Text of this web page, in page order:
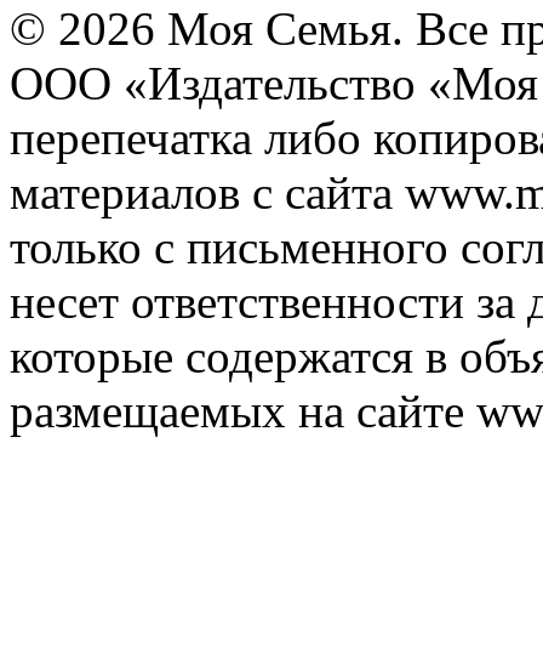
© 2026 Моя Семья. Все
ООО «Издательство
перепечатка либо
материалов с сайта
только с письменного
несет ответственности
которые содержатся в
размещаемых на сайте